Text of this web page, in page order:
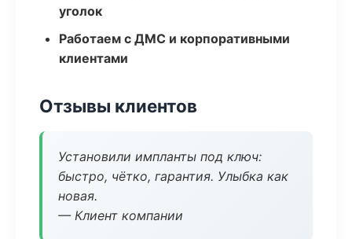
уголок
Работаем с ДМС и корпоративными
клиентами
Отзывы клиентов
Установили импланты под ключ:
быстро, чётко, гарантия. Улыбка как
новая.
— Клиент компании